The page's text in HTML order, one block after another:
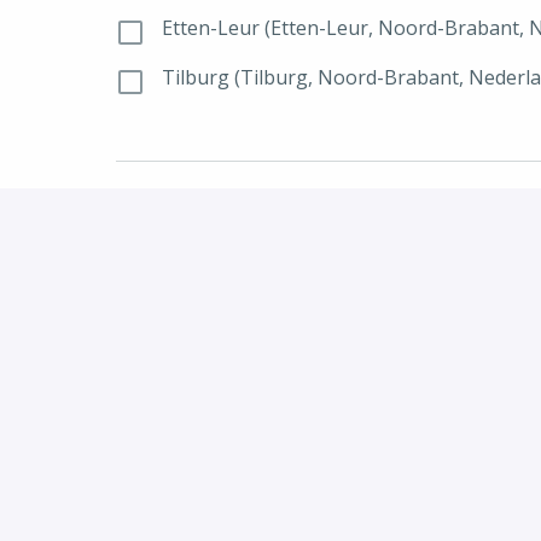
Etten-Leur (Etten-Leur, Noord-Brabant,
Tilburg (Tilburg, Noord-Brabant,